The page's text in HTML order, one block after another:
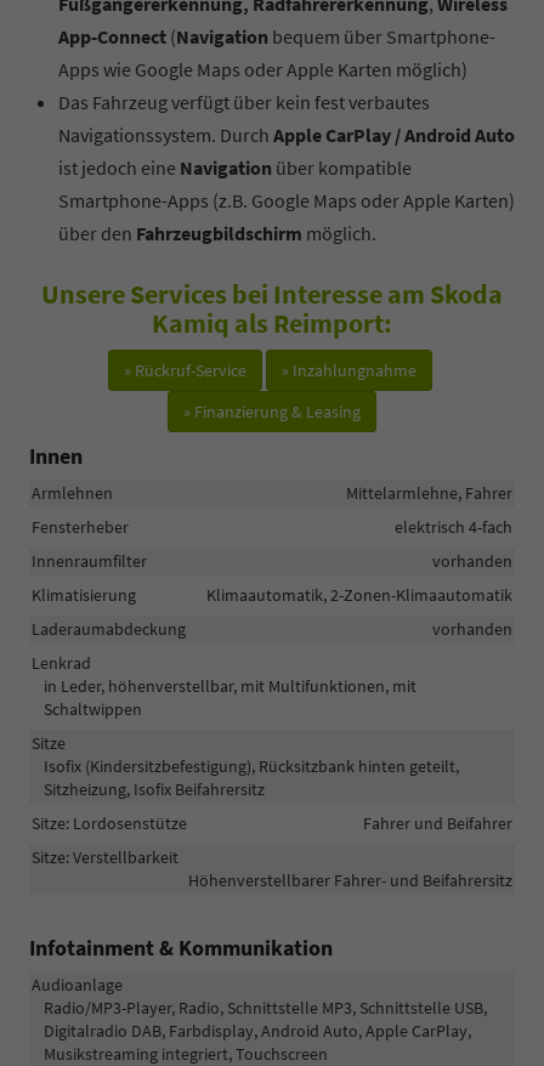
App-Connect (Navigation bequem über Smartphone-
Apps wie Google Maps oder Apple Karten möglich)
Das Fahrzeug verfügt über kein fest verbautes
Navigationssystem. Durch Apple CarPlay / Android Auto
ist jedoch eine Navigation über kompatible
Smartphone-Apps (z.B. Google Maps oder Apple Karten)
über den Fahrzeugbildschirm möglich.
Unsere Services bei Interesse am Skoda
Kamiq als Reimport:
» Rückruf-Service
» Inzahlungnahme
» Finanzierung & Leasing
Innen
Armlehnen
Mittelarmlehne, Fahrer
Fensterheber
elektrisch 4-fach
Innenraumfilter
vorhanden
Klimatisierung
Klimaautomatik, 2-Zonen-Klimaautomatik
Laderaumabdeckung
vorhanden
Lenkrad
in Leder, höhenverstellbar, mit Multifunktionen, mit
Schaltwippen
Sitze
Isofix (Kindersitzbefestigung), Rücksitzbank hinten geteilt,
Sitzheizung, Isofix Beifahrersitz
Sitze: Lordosenstütze
Fahrer und Beifahrer
Sitze: Verstellbarkeit
Höhenverstellbarer Fahrer- und Beifahrersitz
Infotainment & Kommunikation
Audioanlage
Radio/MP3-Player, Radio, Schnittstelle MP3, Schnittstelle USB,
Digitalradio DAB, Farbdisplay, Android Auto, Apple CarPlay,
Musikstreaming integriert, Touchscreen